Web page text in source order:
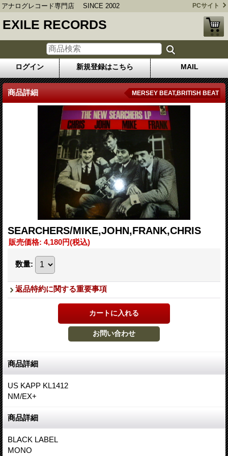
アナログレコード専門店 SINCE 2002 PCサイト
EXILE RECORDS
ログイン 新規登録はこちら MAIL
商品詳細 MERSEY BEAT,BRITISH BEAT
SEARCHERS/MIKE,JOHN,FRANK,CHRIS
販売価格: 4,180円(税込)
数量:
返品特約に関する重要事項
商品詳細
US KAPP KL1412
NM/EX+
商品詳細
BLACK LABEL
MONO